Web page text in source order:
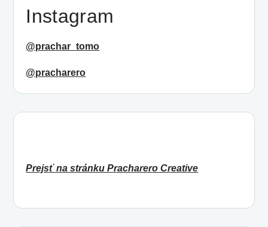
Instagram
@prachar_tomo
@pracharero
Prejsť na stránku Pracharero Creative